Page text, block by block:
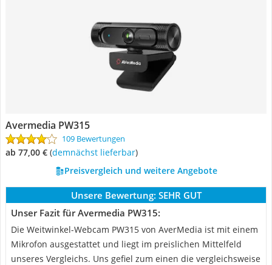
Avermedia PW315
109 Bewertungen
ab 77,00 € ( Demnächst lieferbar)
Preisvergleich und weitere Angebote
Unsere Bewertung: SEHR GUT
Unser Fazit für Avermedia PW315:
Die Weitwinkel-Webcam PW315 von AverMedia ist mit einem
Mikrofon ausgestattet und liegt im preislichen Mittelfeld
unseres Vergleichs. Uns gefiel zum einen die vergleichsweise